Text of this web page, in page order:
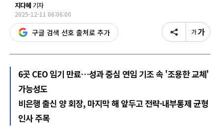
지다혜 기자
2025-12-11 06:06:00
구글 검색 선호 출처로 추가
6곳 CEO 임기 만료…성과 중심 연임 기조 속 '조용한 교체'
가능성도
비은행 출신 양 회장, 마지막 해 앞두고 전략·내부통제 균형
인사 주목